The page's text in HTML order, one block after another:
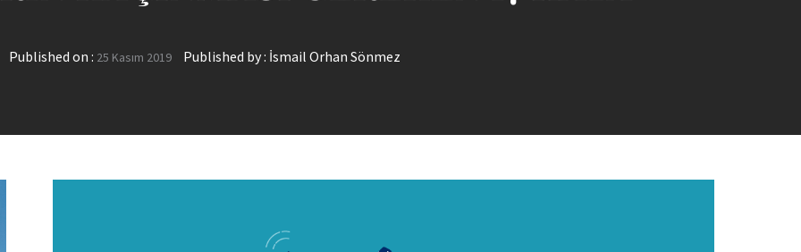
Published on : 25 Kasım 2019 Published by : İsmail Orhan Sönmez